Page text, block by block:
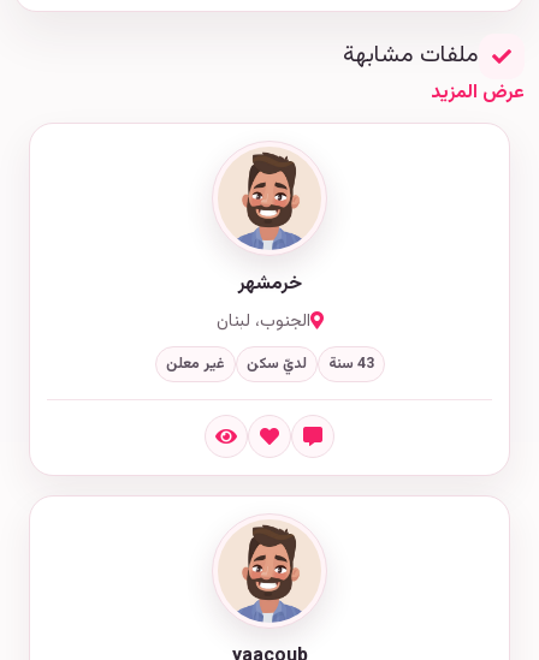
ملفات مشابهة
عرض المزيد
خرمشهر
الجنوب، لبنان
43 سنة لديّ سكن غير معلن